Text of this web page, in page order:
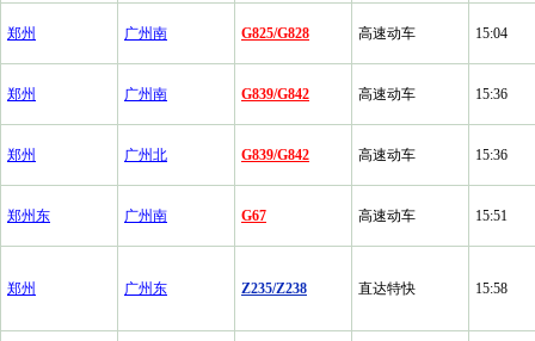
郑州 广州南 G825/G828 高速动车 15:04
郑州 广州南 G839/G842 高速动车 15:36
郑州 广州北 G839/G842 高速动车 15:36
郑州东 广州南 G67 高速动车 15:51
郑州 广州东 Z235/Z238 直达特快 15:58